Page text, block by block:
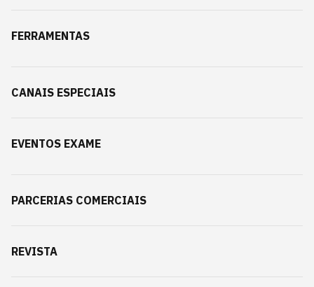
FERRAMENTAS
CANAIS ESPECIAIS
EVENTOS EXAME
PARCERIAS COMERCIAIS
REVISTA